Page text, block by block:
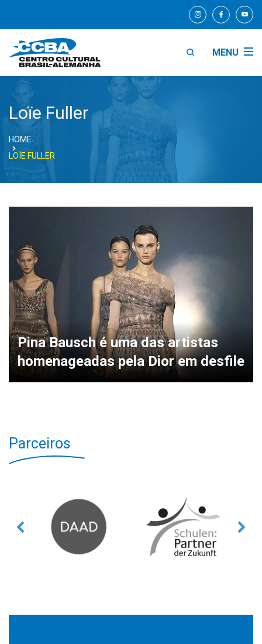
MENU
Loïe Fuller
HOME
LOÏE FULLER
Pina Bausch é uma das artistas
homenageadas pela Dior em desfile
Parceiros